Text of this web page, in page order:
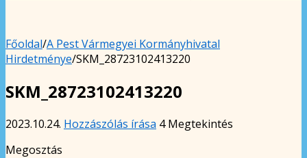
Főoldal/A Pest Vármegyei Kormányhivatal
Hirdetménye/SKM_28723102413220
SKM_28723102413220
2023.10.24. Hozzászólás írása 4 Megtekintés
Megosztás